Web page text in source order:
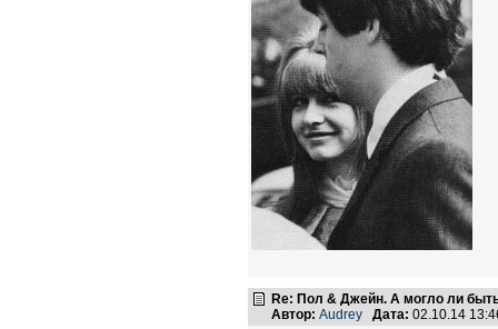
Re: Пол & Джейн. А могло ли
Автор: Audrey Дата: 02.10.14